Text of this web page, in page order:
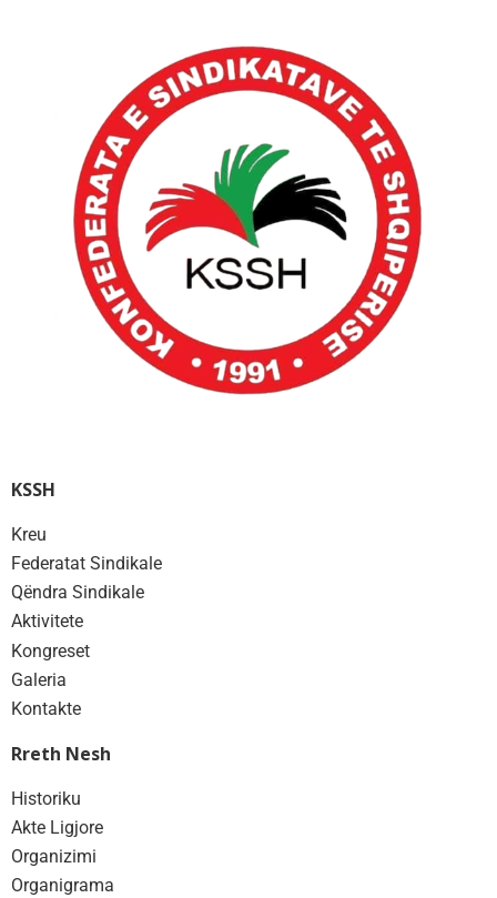
KSSH
Kreu
Federatat Sindikale
Qëndra Sindikale
Aktivitete
Kongreset
Galeria
Kontakte
Rreth Nesh
Historiku
Akte Ligjore
Organizimi
Organigrama